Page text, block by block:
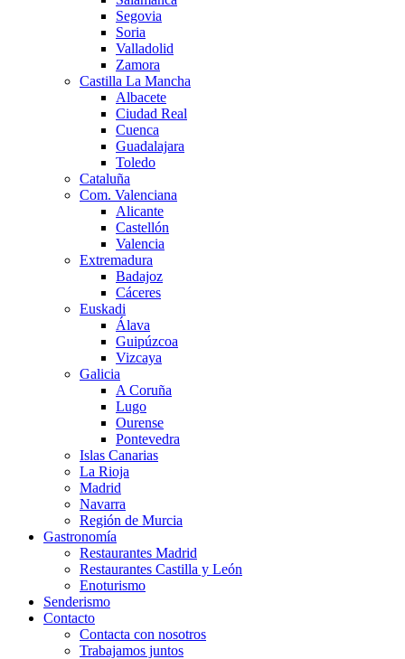
Segovia
Soria
Valladolid
Zamora
Castilla La Mancha
Albacete
Ciudad Real
Cuenca
Guadalajara
Toledo
Cataluña
Com. Valenciana
Alicante
Castellón
Valencia
Extremadura
Badajoz
Cáceres
Euskadi
Álava
Guipúzcoa
Vizcaya
Galicia
A Coruña
Lugo
Ourense
Pontevedra
Islas Canarias
La Rioja
Madrid
Navarra
Región de Murcia
Gastronomía
Restaurantes Madrid
Restaurantes Castilla y León
Enoturismo
Senderismo
Contacto
Contacta con nosotros
Trabajamos juntos